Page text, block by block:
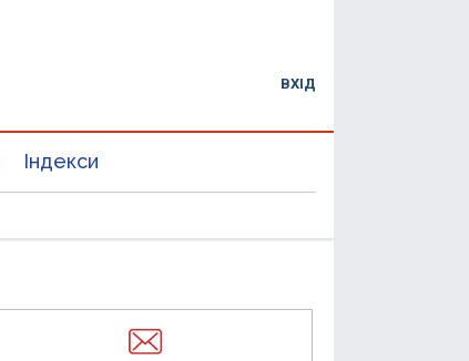
ВХІД
Індекси